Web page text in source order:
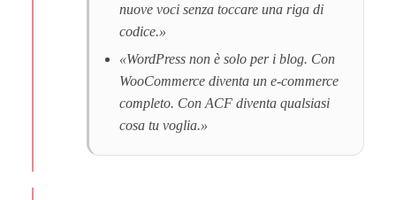
nuove voci senza toccare una riga di
codice.»
«WordPress non è solo per i blog. Con
WooCommerce diventa un e-commerce
completo. Con ACF diventa qualsiasi
cosa tu voglia.»